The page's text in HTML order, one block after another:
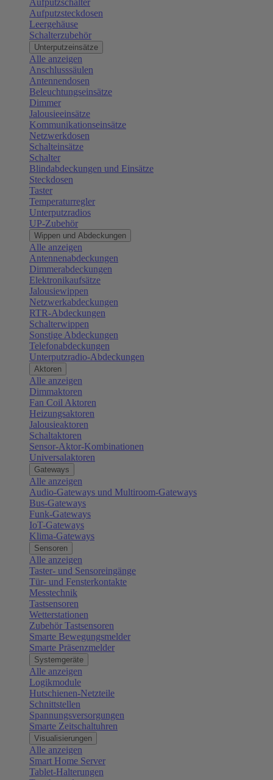
Aufputzschalter
Aufputzsteckdosen
Leergehäuse
Schalterzubehör
Unterputzeinsätze
Alle anzeigen
Anschlusssäulen
Antennendosen
Beleuchtungseinsätze
Dimmer
Jalousieeinsätze
Kommunikationseinsätze
Netzwerkdosen
Schalteinsätze
Schalter
Blindabdeckungen und Einsätze
Steckdosen
Taster
Temperaturregler
Unterputzradios
UP-Zubehör
Wippen und Abdeckungen
Alle anzeigen
Antennenabdeckungen
Dimmerabdeckungen
Elektronikaufsätze
Jalousiewippen
Netzwerkabdeckungen
RTR-Abdeckungen
Schalterwippen
Sonstige Abdeckungen
Telefonabdeckungen
Unterputzradio-Abdeckungen
Aktoren
Alle anzeigen
Dimmaktoren
Fan Coil Aktoren
Heizungsaktoren
Jalousieaktoren
Schaltaktoren
Sensor-Aktor-Kombinationen
Universalaktoren
Gateways
Alle anzeigen
Audio-Gateways und Multiroom-Gateways
Bus-Gateways
Funk-Gateways
IoT-Gateways
Klima-Gateways
Sensoren
Alle anzeigen
Taster- und Sensoreingänge
Tür- und Fensterkontakte
Messtechnik
Tastsensoren
Wetterstationen
Zubehör Tastsensoren
Smarte Bewegungsmelder
Smarte Präsenzmelder
Systemgeräte
Alle anzeigen
Logikmodule
Hutschienen-Netzteile
Schnittstellen
Spannungsversorgungen
Smarte Zeitschaltuhren
Visualisierungen
Alle anzeigen
Smart Home Server
Tablet-Halterungen